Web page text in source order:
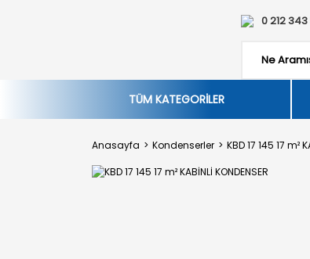
0 212
TÜM KATEGORİLER
Anasayfa Kondenserler KBD 17 145 17 m²